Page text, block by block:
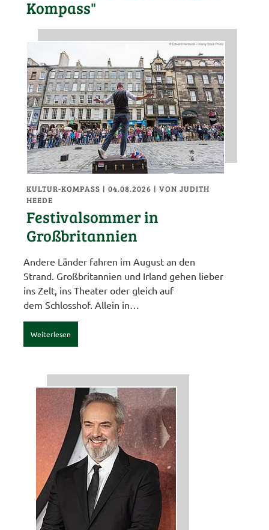
Kompass"
KULTUR-KOMPASS | 04.08.2026 |VON JUDITH
HEEDE
Festivalsommer in
Großbritannien
Andere Länder fahren im August an den
Strand. Großbritannien und Irland gehen lieber
ins Zelt, ins Theater oder gleich auf
dem Schlosshof. Allein in…
Weiterlesen